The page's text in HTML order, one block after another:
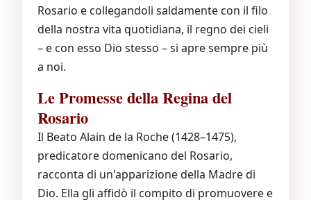
Rosario e collegandoli saldamente con il filo
della nostra vita quotidiana, il regno dei cieli
– e con esso Dio stesso – si apre sempre più
a noi.
Le Promesse della Regina del
Rosario
Il Beato Alain de la Roche (1428–1475),
predicatore domenicano del Rosario,
racconta di un'apparizione della Madre di
Dio. Ella gli affidò il compito di promuovere e